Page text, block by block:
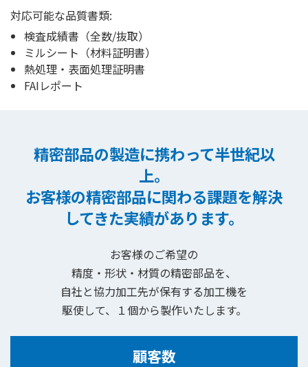
対応可能な品質書類:
検査成績書（全数/抜取）
ミルシート（材料証明書）
熱処理・表面処理証明書
FAIレポート
精密部品の製造に携わって半世紀以
上。
お客様の精密部品に関わる課題を解決
してきた実績があります。
お客様のご希望の
精度・形状・材質の精密部品を、
自社と協力加工先が保有する加工機を
駆使して、１個から製作いたします。
顧客数